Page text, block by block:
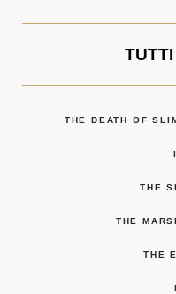
THE DEATH OF
THE
THE
THE